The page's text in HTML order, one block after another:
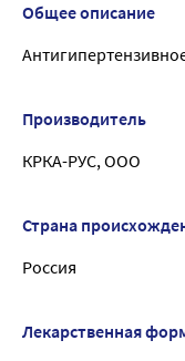
Общее описание
Производитель
КРКА-РУС, ООО
Страна
Россия
Лекарственная